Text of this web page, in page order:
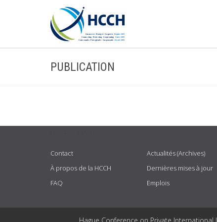
PUBLICATION
Contact
À propos de la HCCH
FAQ
Actualités (Archives)
Dernières mises à jour
Emplois